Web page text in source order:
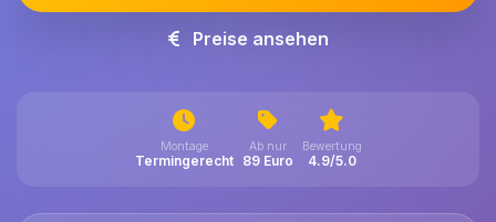
Preise ansehen
Montage
Termingerecht
Ab nur
89 Euro
Bewertung
4.9/5.0